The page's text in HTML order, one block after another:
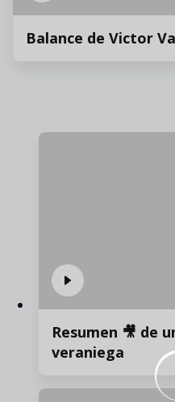
Balance de Victor
Resumen 🎥 de
veraniega